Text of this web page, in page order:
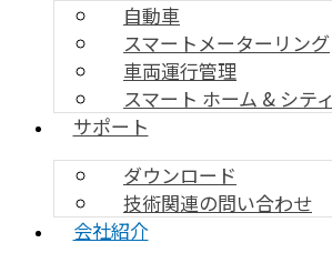
自動車
スマートメーターリング
車両運行管理
スマート ホーム & シティ
サポート
ダウンロード
技術関連の問い合わせ
会社紹介